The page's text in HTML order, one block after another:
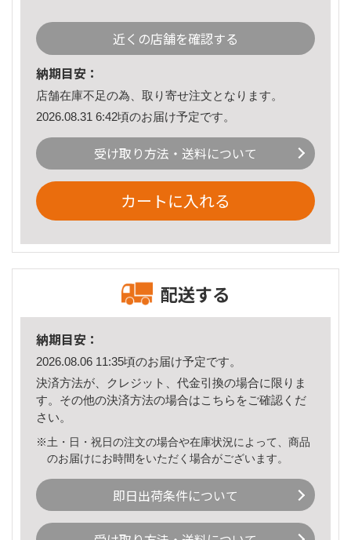
近くの店舗を確認する
納期目安：
店舗在庫不足の為、取り寄せ注文となります。
2026.08.31 6:42頃のお届け予定です。
受け取り方法・送料について
カートに入れる
配送する
納期目安：
2026.08.06 11:35頃のお届け予定です。
決済方法が、クレジット、代金引換の場合に限りま
す。その他の決済方法の場合はこちら をご確認くだ
さい。
※土・日・祝日の注文の場合や在庫状況によって、商品
のお届けにお時間をいただく場合がございます。
即日出荷条件について